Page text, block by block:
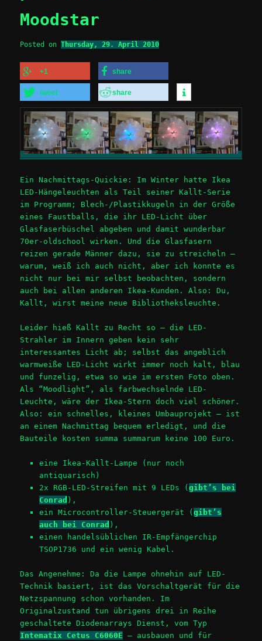
Moodstar
Posted onThursday, 29. April 2010
+1 share
tweet share
Ein Nachmittags-Quickie: Im Winter hatte Ikea
LED-Hängeleuchten als Teil seiner Kallt-Serie
im Programm; Blech-/Plastikkugeln in der Größe
eines Faustballs, die ihr LED-Licht über
Glasfaserbüschel abgeben und damit wunderbar
70er-oldschool wirken. Und die Glasfasern
reizen gerade Männer dazu, sie zu streicheln –
warum, weiß ich auch nicht, aber ich konnte es
nicht nur bei mir selbst beobachten, sondern
auch bei allen anderen Ikea-Kunden. Also: Du,
Kallt, wirst meine neue Bibliotheksleuchte.
Leider hieß Kallt zu Recht so – die LED-
Strahler im Innern geben kein sehr
interessantes Licht ab; selbst das angeblich
warmweiße LED-Licht wirkt immer noch kalt, blau
und funzelig, etwa so wie im ersten Foto oben.
Als “Moodlight”, als farbwechselnde LED-
Leuchte, wäre der Ikea-Stern doch viel schöner.
Also: ein schnelles, kleines Umbauprojekt – ist
an einem Nachmittag bequem erledigt, und die
Bauteile kosten summa summarum keine 100 Euro.
eine Ikea-Kallt-Lampe (nur noch
antiquarisch)
2x RGB-LED-Streifen mit 9 LEDs ( gibt’s bei
Conrad ),
ein Microcontroller-Steuergerät ( gibt’s
auch bei Conrad ),
einen handelsüblichen IR-Empfängerchip
TSOP1736 und ein wenig Kabel.
Das Angenehme: Da die Lampe ohnehin auf LED-
Technik basiert, ist das Vorschaltgerät für die
Netzspannung schon vorhanden. Im
Originalzustand tun übrigens drei in Reihe
geschaltete Diodenarrays Dienst, vom Typ
Intematix Cetus C6060E – ausbauen und für